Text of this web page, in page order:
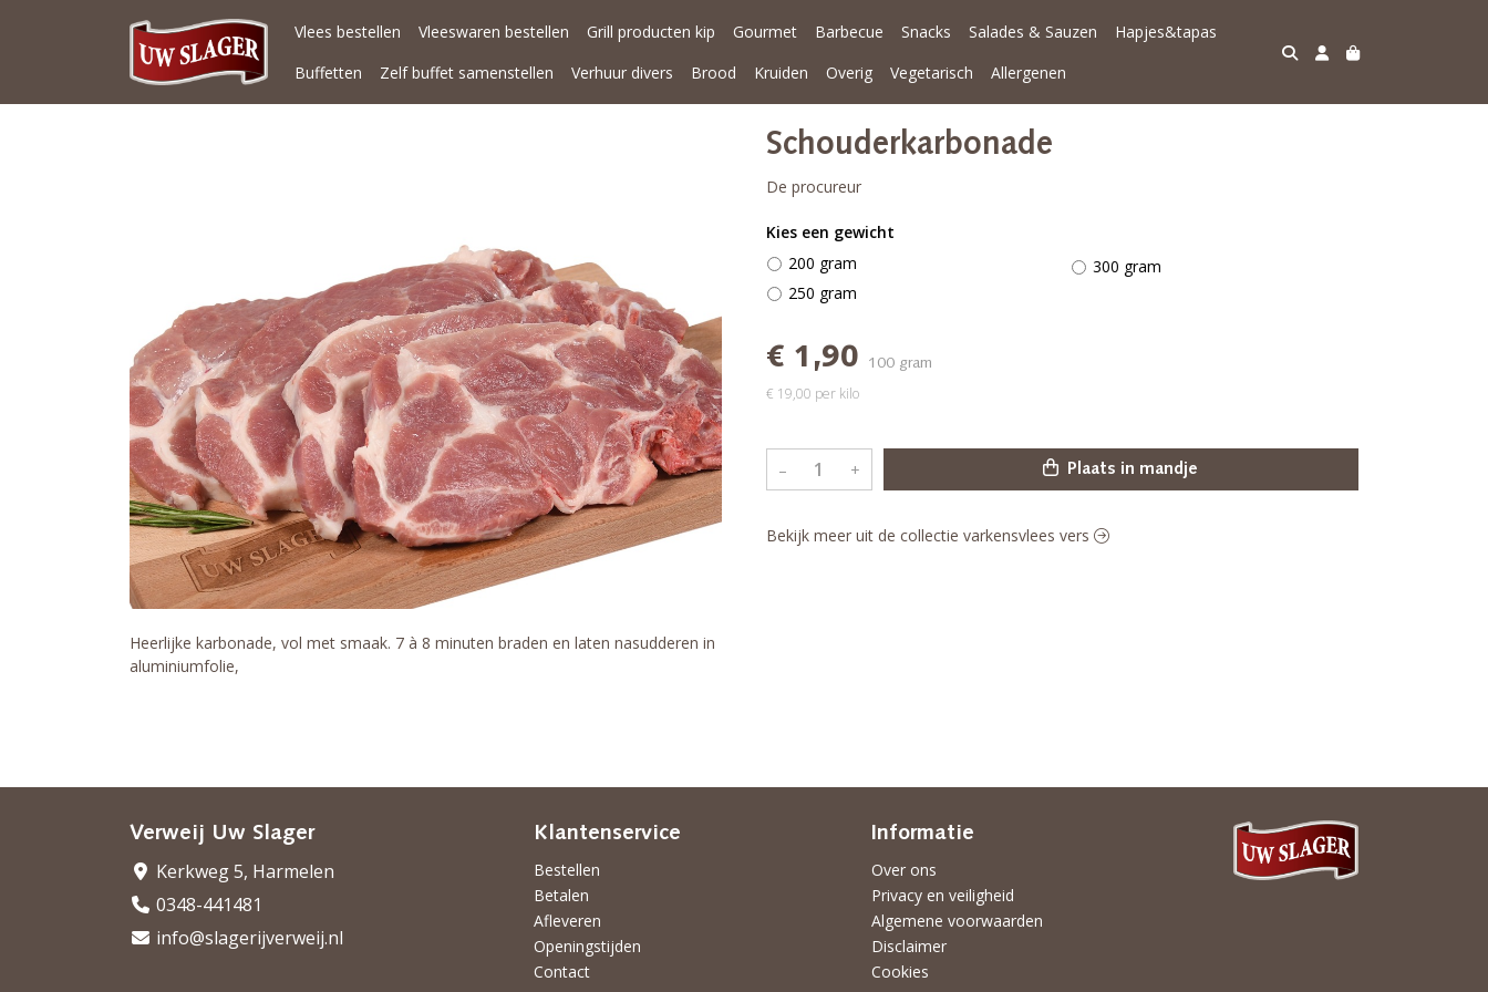
Vlees bestellen Vleeswaren bestellen Grill producten kip Gourmet Barbecue Snacks Salades & Sauzen
Hapjes&tapas
Buffetten
Zelf buffet samenstellen Verhuur divers Brood Kruiden Overig Vegetarisch Allergenen
Heerlijke karbonade, vol met smaak. 7 à 8 minuten braden en laten nasudderen in
aluminiumfolie,
Schouderkarbonade
De procureur
Kies een gewicht
200 gram
250 gram
300 gram
€ 1,90 100 gram
€ 19,00 per kilo
– + Plaats in mandje
Bekijk meer uit de collectie varkensvlees vers
Verweij Uw Slager
Kerkweg 5, Harmelen
0348-441481
info@slagerijverweij.nl
Klantenservice
Bestellen
Betalen
Afleveren
Openingstijden
Contact
Informatie
Over ons
Privacy en veiligheid
Algemene voorwaarden
Disclaimer
Cookies